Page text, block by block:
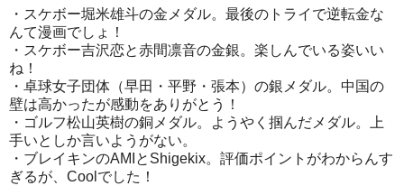
・スケボー堀米雄斗の金メダル。最後のトライで逆転金な
んて漫画でしょ！
・スケボー吉沢恋と赤間凛音の金銀。楽しんでいる姿いい
ね！
・卓球女子団体（早田・平野・張本）の銀メダル。中国の
壁は高かったが感動をありがとう！
・ゴルフ松山英樹の銅メダル。ようやく掴んだメダル。上
手いとしか言いようがない。
・ブレイキンのAMIとShigekix。評価ポイントがわからんす
ぎるが、Coolでした！